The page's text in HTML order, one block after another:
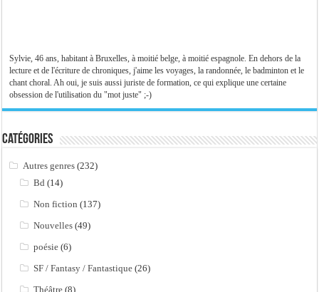
Sylvie, 46 ans, habitant à Bruxelles, à moitié belge, à moitié espagnole. En dehors de la
lecture et de l'écriture de chroniques, j'aime les voyages, la randonnée, le badminton et le
chant choral. Ah oui, je suis aussi juriste de formation, ce qui explique une certaine
obsession de l'utilisation du "mot juste" ;-)
Catégories
Autres genres (232)
Bd (14)
Non fiction (137)
Nouvelles (49)
poésie (6)
SF / Fantasy / Fantastique (26)
Théâtre (8)